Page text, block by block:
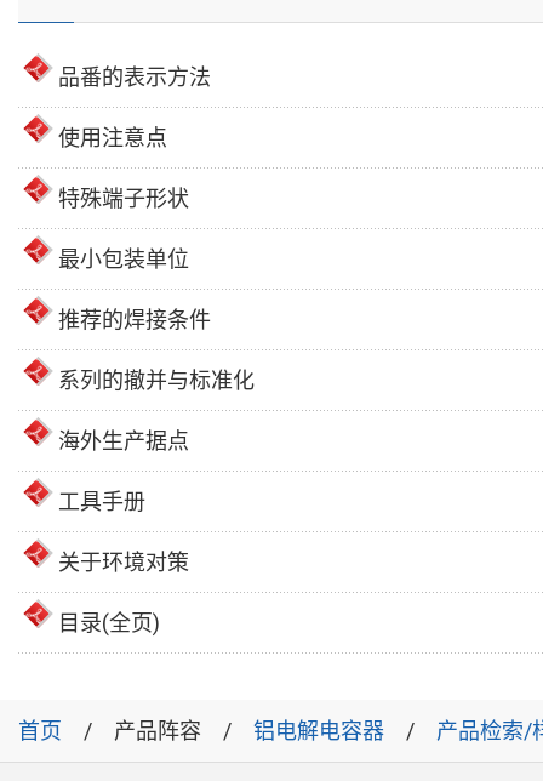
品番的表示方法
使用注意点
特殊端子形状
最小包装单位
推荐的焊接条件
系列的撤并与标准化
海外生产据点
工具手册
关于环境对策
目录(全页)
首页 产品阵容 铝电解电容器 产品检索/